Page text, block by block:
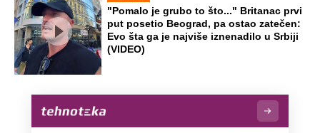
"Pomalo je grubo to što..." Britanac prvi
put posetio Beograd, pa ostao zatečen:
Evo šta ga je najviše iznenadilo u Srbiji
(VIDEO)